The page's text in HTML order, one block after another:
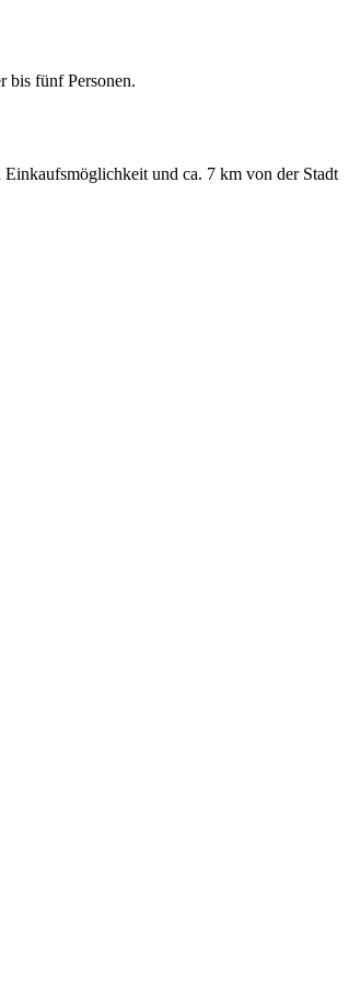
bis fünf Personen.
und ca. 7 km von der Stadt